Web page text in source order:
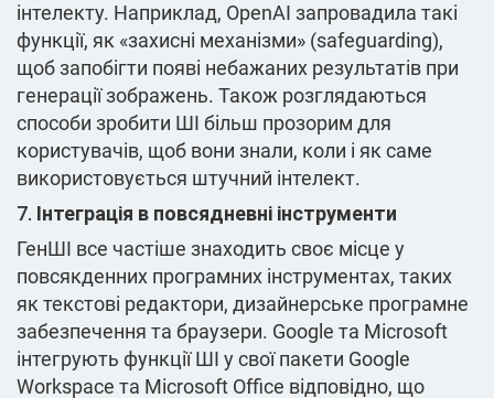
інтелекту. Наприклад, OpenAI запровадила такі
функції, як «захисні механізми» (safeguarding),
щоб запобігти появі небажаних результатів при
генерації зображень. Також розглядаються
способи зробити ШІ більш прозорим для
користувачів, щоб вони знали, коли і як саме
використовується штучний інтелект.
7. Інтеграція в повсядневні інструменти
ГенШІ все частіше знаходить своє місце у
повсякденних програмних інструментах, таких
як текстові редактори, дизайнерське програмне
забезпечення та браузери. Google та Microsoft
інтегрують функції ШІ у свої пакети Google
Workspace та Microsoft Office відповідно, що